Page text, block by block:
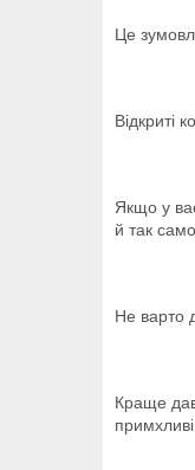
Це
Відкриті
Якщо у
й так
Не варто
Краще